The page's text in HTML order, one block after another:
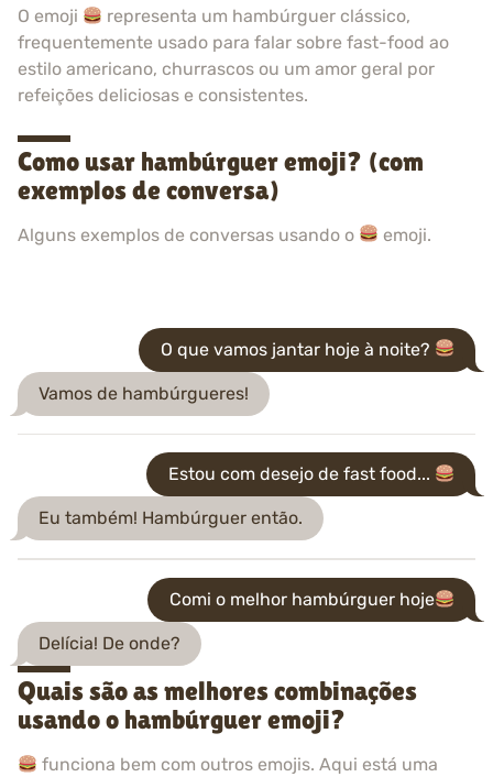
O emoji
representa um hambúrguer clássico,
frequentemente usado para falar sobre fast-food ao
estilo americano, churrascos ou um amor geral por
refeições deliciosas e consistentes.
Como usar hambúrguer emoji? (com
exemplos de conversa)
Alguns exemplos de conversas usando o emoji.
O que vamos jantar hoje à noite?
Vamos de hambúrgueres!
Estou com desejo de fast food...
Eu também! Hambúrguer então.
Comi o melhor hambúrguer hoje
Delícia! De onde?
Quais são as melhores combinações
usando o hambúrguer emoji?
funciona bem com outros emojis. Aqui está uma